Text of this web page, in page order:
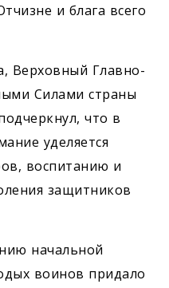
и блага всего
Верховный Главно­
Силами страны
что в
уделяется
воспитанию и
защитников
начальной
воинов придало